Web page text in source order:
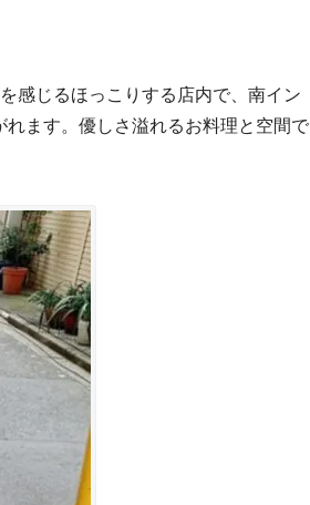
感じるほっこりする店内で、南イン
ます。優しさ溢れるお料理と空間で